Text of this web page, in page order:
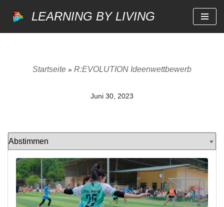
LEARNING BY LIVING
Startseite » R:EVOLUTION Ideenwettbewerb
Juni 30, 2023